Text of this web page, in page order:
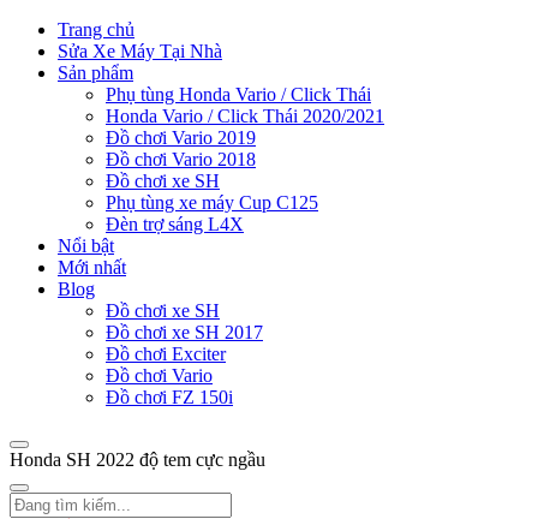
Trang chủ
Sửa Xe Máy Tại Nhà
Sản phẩm
Phụ tùng Honda Vario / Click Thái
Honda Vario / Click Thái 2020/2021
Đồ chơi Vario 2019
Đồ chơi Vario 2018
Đồ chơi xe SH
Phụ tùng xe máy Cup C125
Đèn trợ sáng L4X
Nổi bật
Mới nhất
Blog
Đồ chơi xe SH
Đồ chơi xe SH 2017
Đồ chơi Exciter
Đồ chơi Vario
Đồ chơi FZ 150i
Honda SH 2022 độ tem cực ngầu